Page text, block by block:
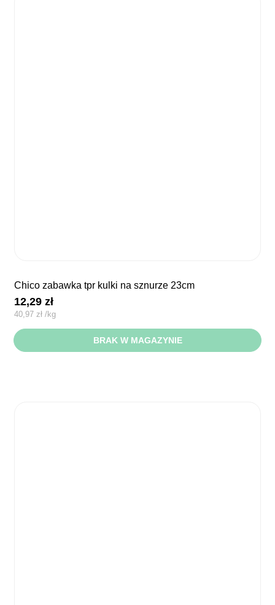
chico zabawka tpr kulki na sznurze 23cm
12,29zł
40,97zł /kg
BRAK W MAGAZYNIE